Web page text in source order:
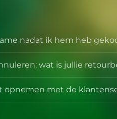
nadat ik hem heb
wat is jullie
opnemen met de